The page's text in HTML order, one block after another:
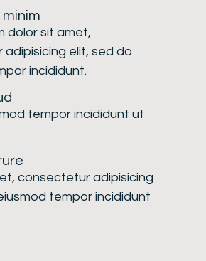
dolor sit amet,
elit, sed do
incididunt.
tempor incididunt ut
consectetur adipisicing
tempor incididunt